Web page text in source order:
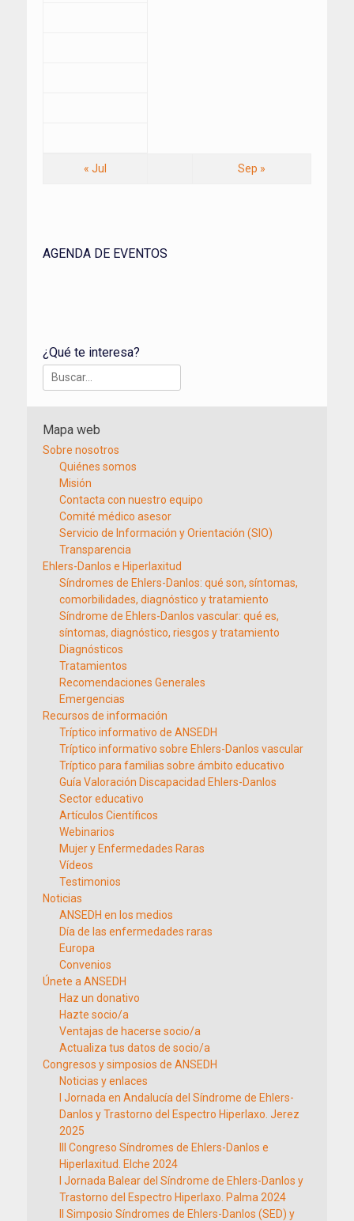
« Jul Sep »
AGENDA DE EVENTOS
¿Qué te interesa?
Buscar:
Mapa web
Sobre nosotros
Quiénes somos
Misión
Contacta con nuestro equipo
Comité médico asesor
Servicio de Información y Orientación (SIO)
Transparencia
Ehlers-Danlos e Hiperlaxitud
Síndromes de Ehlers-Danlos: qué son, síntomas,
comorbilidades, diagnóstico y tratamiento
Síndrome de Ehlers-Danlos vascular: qué es,
síntomas, diagnóstico, riesgos y tratamiento
Diagnósticos
Tratamientos
Recomendaciones Generales
Emergencias
Recursos de información
Tríptico informativo de ANSEDH
Tríptico informativo sobre Ehlers-Danlos vascular
Tríptico para familias sobre ámbito educativo
Guía Valoración Discapacidad Ehlers-Danlos
Sector educativo
Artículos Científicos
Webinarios
Mujer y Enfermedades Raras
Vídeos
Testimonios
Noticias
ANSEDH en los medios
Día de las enfermedades raras
Europa
Convenios
Únete a ANSEDH
Haz un donativo
Hazte socio/a
Ventajas de hacerse socio/a
Actualiza tus datos de socio/a
Congresos y simposios de ANSEDH
Noticias y enlaces
I Jornada en Andalucía del Síndrome de Ehlers-
Danlos y Trastorno del Espectro Hiperlaxo. Jerez
2025
III Congreso Síndromes de Ehlers-Danlos e
Hiperlaxitud. Elche 2024
I Jornada Balear del Síndrome de Ehlers-Danlos y
Trastorno del Espectro Hiperlaxo. Palma 2024
II Simposio Síndromes de Ehlers-Danlos (SED) y